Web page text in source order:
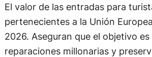
El valor de las entradas para
pertenecientes a la Unión
2026. Aseguran que el objetivo
reparaciones millonarias y